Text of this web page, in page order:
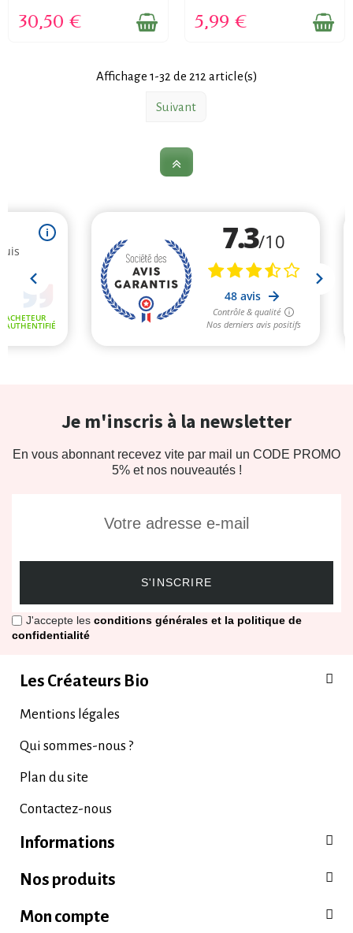
30,50 € 5,99 €
Affichage 1-32 de 212 article(s)
Suivant
Je m'inscris à la newsletter
En vous abonnant recevez vite par mail un CODE PROMO
5% et nos nouveautés !
S'INSCRIRE
J'accepte les conditions générales et la politique de
confidentialité
Les Créateurs Bio
Mentions légales
Qui sommes-nous ?
Plan du site
Contactez-nous
Informations
Nos produits
Mon compte